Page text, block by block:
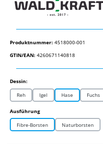
Produktnummer: 4518000-001
GTIN/EAN: 4260671140818
Dessin:auswählen
Reh Igel Hase Fuchs
Ausführungauswählen
Fibre-Borsten Naturborsten